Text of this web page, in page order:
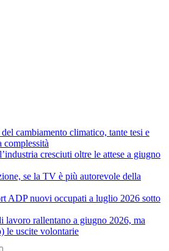
cambiamento climatico, tante tesi e
complessità
cresciuti oltre le attese a giugno
se la TV è più autorevole della
ADP nuovi occupati a luglio 2026 sotto
lavoro rallentano a giugno 2026, ma
le uscite volontarie